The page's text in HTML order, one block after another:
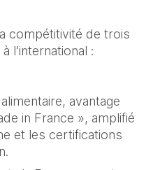
compétitivité de trois
l’international :
avantage
in France », amplifié
et les certifications